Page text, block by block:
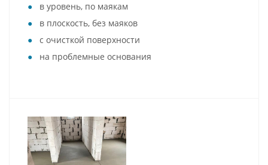
в уровень, по маякам
в плоскость, без маяков
с очисткой поверхности
на проблемные основания